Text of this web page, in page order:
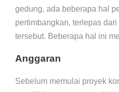
gedung, ada beberapa hal
pertimbangkan, terlepas
tersebut. Beberapa hal ini
Anggaran
Sebelum memulai proyek